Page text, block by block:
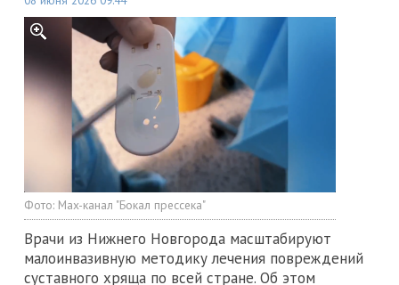
Фото: Max-канал "Бокал прессека"
Врачи из Нижнего Новгорода масштабируют
малоинвазивную методику лечения повреждений
суставного хряща по всей стране. Об этом